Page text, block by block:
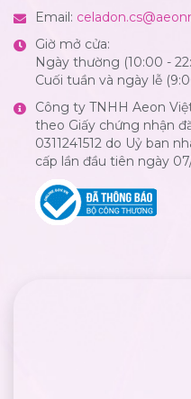
Email:
Giờ mở cửa:
Ngày thường (10:00 -
Cuối tuần và ngày lễ
Công ty TNHH Aeon
theo Giấy chứng nhận
0311241512 do Uỷ ban
cấp lần đầu tiên ngày